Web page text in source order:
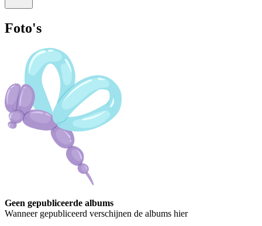
Foto's
Geen gepubliceerde albums
Wanneer gepubliceerd verschijnen de albums hier